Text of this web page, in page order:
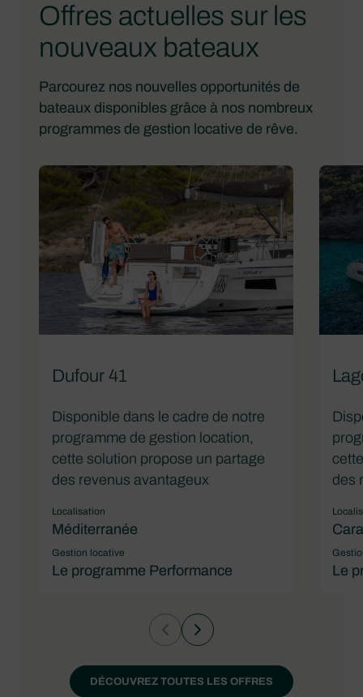
Offres actuelles sur les
nouveaux bateaux
Parcourez nos nouvelles opportunités de
bateaux disponibles grâce à nos nombreux
programmes de gestion locative de rêve.
Dufour 41
Disponible dans le cadre de notre
programme de gestion location,
cette solution propose un partage
des revenus avantageux
Localisation
Méditerranée
Gestion locative
Le programme Performance
des
Le
DÉCOUVREZ TOUTES LES OFFRES